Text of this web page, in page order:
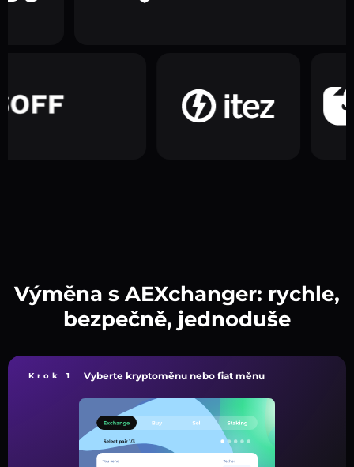
Výměna s AEXchanger: rychle,
bezpečně, jednoduše
Krok 1 Vyberte kryptoměnu nebo fiat měnu